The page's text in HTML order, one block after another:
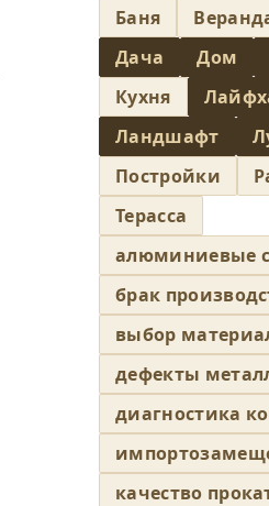
Баня
Дача
Дом
Кухня
Ландшафт
Постройки
Терасса
алюминиевые
брак
выбор
дефекты
диагностика
качество